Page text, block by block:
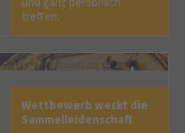
treffen.
Wettbewerb weckt die
Sammelleidenschaft